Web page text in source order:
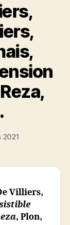
2021
Villiers,
, Plon,